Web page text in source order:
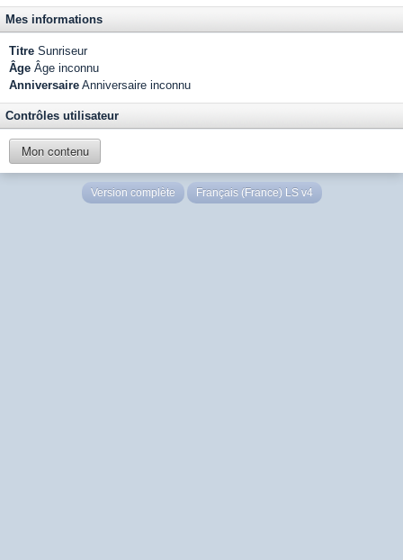
Mes informations
Titre Sunriseur
Âge Âge inconnu
Anniversaire Anniversaire inconnu
Contrôles utilisateur
Mon contenu
Version complète Français (France) LS v4